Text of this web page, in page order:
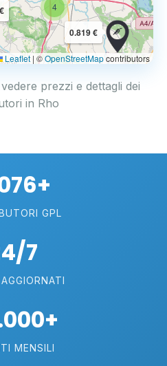
4
0.819 €
Leaflet | ©OpenStreetMapcontributors
prezzi e dettagli dei
in Rho
GPL
7
MENSILI